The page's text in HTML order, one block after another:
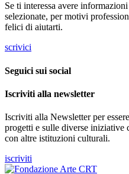
Se ti interessa avere
selezionate, per motivi
felici di aiutarti.
scrivici
Seguici sui social
Iscriviti alla newsletter
Iscriviti alla Newsletter per
progetti e sulle diverse iniziative
con altre istituzioni culturali.
iscriviti